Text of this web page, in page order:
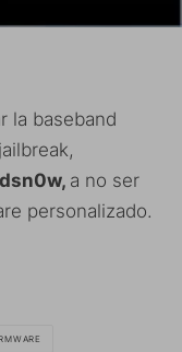
la baseband
a no ser
personalizado.